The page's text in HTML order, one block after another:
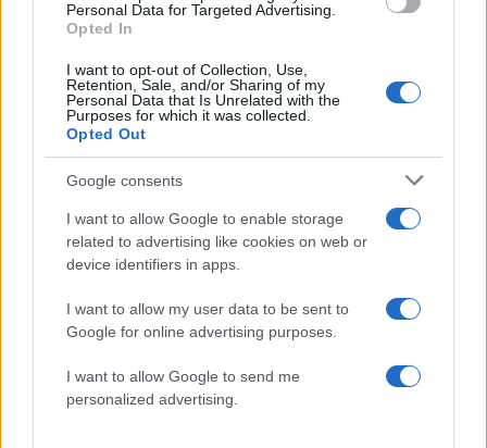
Personal Data for Targeted Advertising.
Opted In
I want to opt-out of Collection, Use,
Retention, Sale, and/or Sharing of my
Personal Data that Is Unrelated with the
Purposes for which it was collected.
Opted Out
Google consents
I want to allow Google to enable storage
related to advertising like cookies on web or
device identifiers in apps.
I want to allow my user data to be sent to
Google for online advertising purposes.
I want to allow Google to send me
personalized advertising.
Ουκρανό τουρίστα
έκρυβε τη σορό του 90χρονου ο γιος του –
«Είχαμε να τον δούμε πάνω από 3 χρόνια»
Πόρτο Γερμενό: Η στιγμή που η φωτιά
μπαίνει στο χωριό και καταστρέφει τα
πάντα στο πέρασμά της
Στη Βρετανία στελέχη του ελληνικού FBI
για να παραλάβουν την 46χρονη για την
τραγωδία της Μαρφίν - Η διαδικασία που
θα ακολουθηθεί
Πιο σχολιασμένα
Μητσοτάκης στην υπογραφή συμφωνίας
για την ηλεκτρική διασύνδεση Ελλάδας –
Κύπρου: «Ισχυρή ψήφος εμπιστοσύνης» η